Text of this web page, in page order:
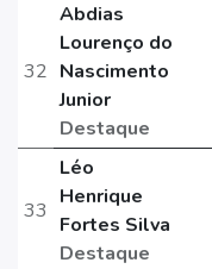
32
Abdias
Lourenço do
Nascimento
Junior
Destaque
33
Léo
Henrique
Fortes Silva
Destaque